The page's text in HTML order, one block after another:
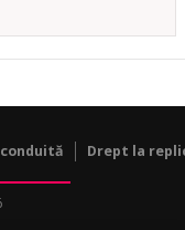
Drept la